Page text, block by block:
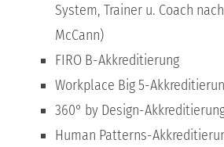
System, Trainer u. Coach
McCann)
FIRO B-Akkreditierung
Workplace Big 5-
360° by Design-
Human Patterns-